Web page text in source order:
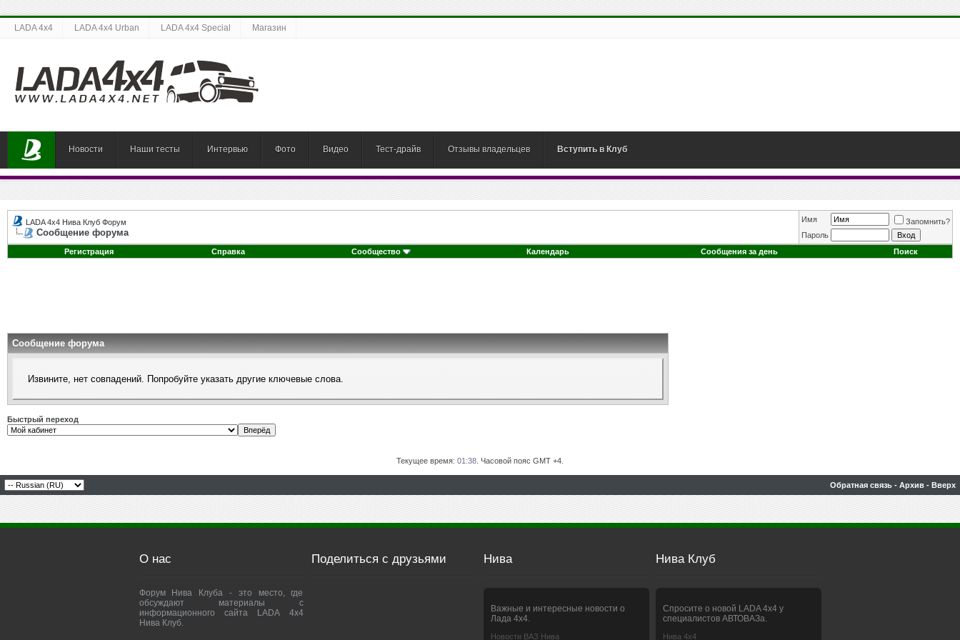
LADA 4x4 LADA 4x4 Urban LADA 4x4 Special Магазин
Новости Наши тесты Интервью Фото Видео Тест-драйв Отзывы владельцев Вступить в Клуб
LADA 4x4 Нива Клуб Форум
Сообщение форума
Имя
Запомнить?
Пароль
Регистрация
Справка Сообщество Календарь Сообщения за день Поиск
Сообщение форума
Извините, нет совпадений. Попробуйте указать другие ключевые слова.
Быстрый переход
Текущее время: 01:38 . Часовой пояс GMT +4.
Обратная связь - Архив - Вверх
О нас
Форум Нива Клуба - это место, где
обсуждают материалы с
информационного сайта LADA 4x4
Нива Клуб.
Поделиться с друзьями Нива
Важные и интересные новости о
Лада 4х4.
Новости ВАЗ Нива
Нива Клуб
Спросите о новой LADA 4x4 у
специалистов АВТОВАЗа.
Нива 4х4